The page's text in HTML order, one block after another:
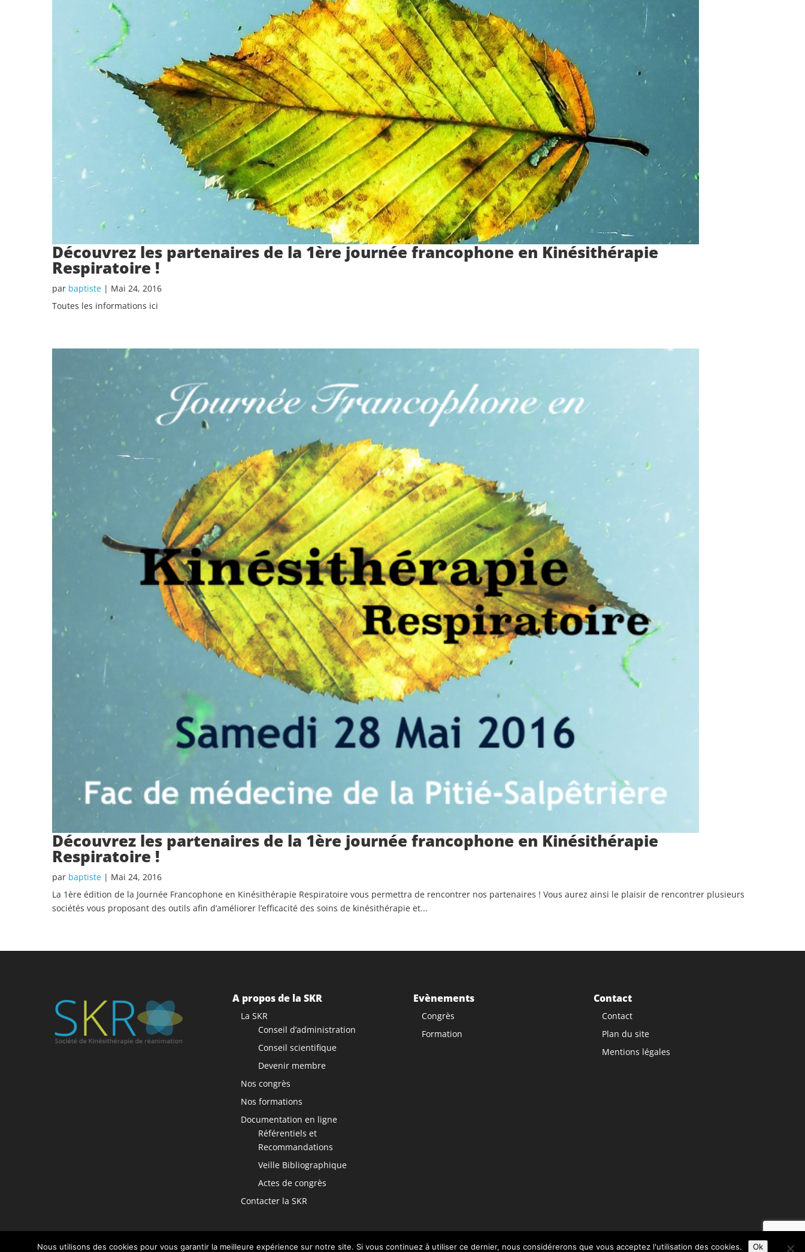
Découvrez les partenaires de la 1ère journée francophone en Kinésithérapie
Respiratoire !
par baptiste | Mai 24, 2016
Toutes les informations ici
Découvrez les partenaires de la 1ère journée francophone en Kinésithérapie
Respiratoire !
par baptiste | Mai 24, 2016
La 1ère édition de la Journée Francophone en Kinésithérapie Respiratoire vous permettra de rencontrer nos partenaires ! Vous aurez ainsi le plaisir de rencontrer plusieurs
sociétés vous proposant des outils afin d’améliorer l’efficacité des soins de kinésithérapie et...
A propos de la SKR
La SKR
Conseil d’administration
Conseil scientifique
Devenir membre
Nos congrès
Nos formations
Documentation en ligne
Référentiels et
Recommandations
Veille Bibliographique
Actes de congrès
Contacter la SKR
Evènements
Congrès
Formation
Contact
Contact
Plan du site
Mentions légales
COPYRIGHT © 2025 SKR
Nous utilisons des cookies pour vous garantir la meilleure expérience sur notre site. Si vous continuez à utiliser ce dernier, nous considérerons que vous acceptez l'utilisation des cookies. Ok